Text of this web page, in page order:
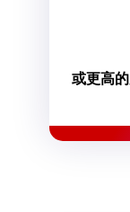
或更高